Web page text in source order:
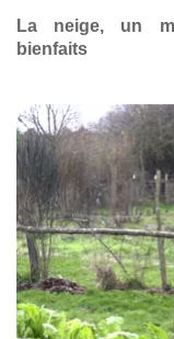
La neige, un
bienfaits